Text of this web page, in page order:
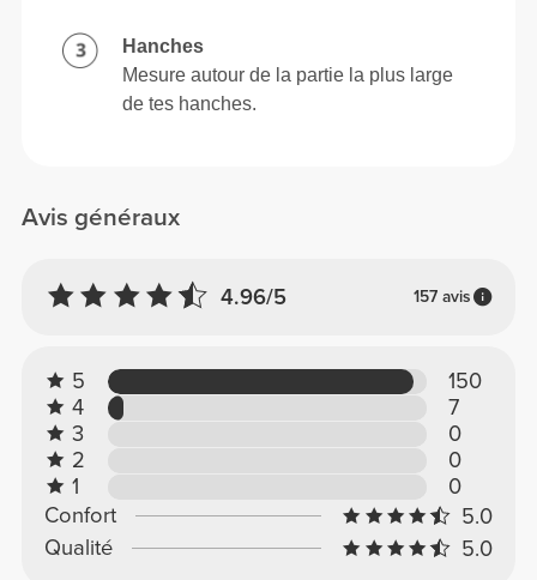
Avis généraux
4.96/5 157 avis
5
150
4
7
3
0
2
0
1
0
Confort
5.0
Qualité
5.0
Hanches
Mesure autour de la partie la plus large
de tes hanches.